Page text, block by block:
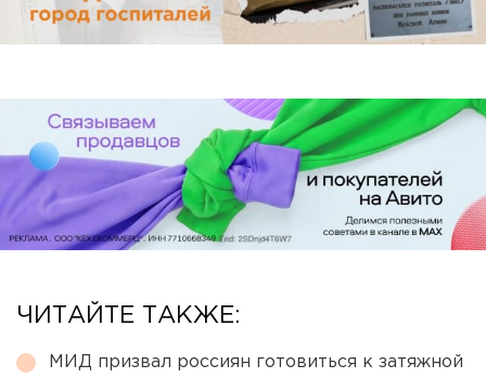
ЧИТАЙТЕ ТАКЖЕ:
МИД призвал россиян готовиться к затяжной